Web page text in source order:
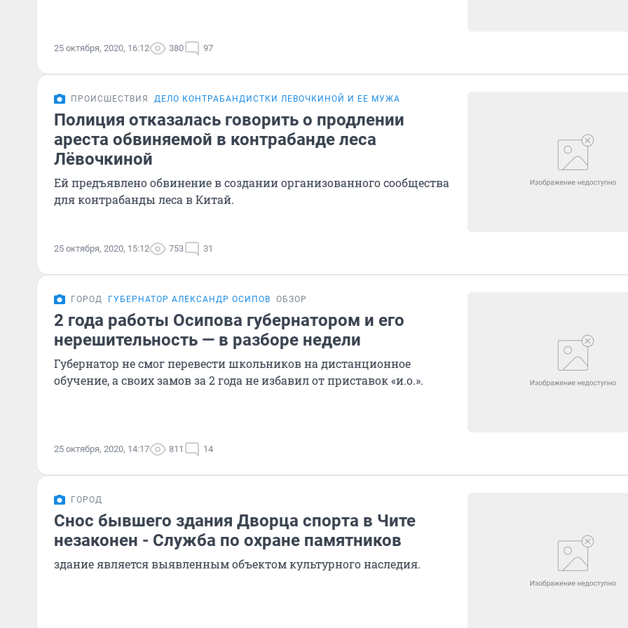
25 октября, 2020, 16:12 380 97
ПРОИСШЕСТВИЯ ДЕЛО КОНТРАБАНДИСТКИ ЛЕВОЧКИНОЙ И ЕЕ МУЖА
Полиция отказалась говорить о продлении
ареста обвиняемой в контрабанде леса
Лёвочкиной
Ей предъявлено обвинение в создании организованного сообщества
для контрабанды леса в Китай.
25 октября, 2020, 15:12 753 31
ГОРОД ГУБЕРНАТОР АЛЕКСАНДР ОСИПОВ ОБЗОР
2 года работы Осипова губернатором и его
нерешительность — в разборе недели
Губернатор не смог перевести школьников на дистанционное
обучение, а своих замов за 2 года не избавил от приставок «и.о.».
25 октября, 2020, 14:17 811 14
ГОРОД
Снос бывшего здания Дворца спорта в Чите
незаконен - Служба по охране памятников
здание является выявленным объектом культурного наследия.